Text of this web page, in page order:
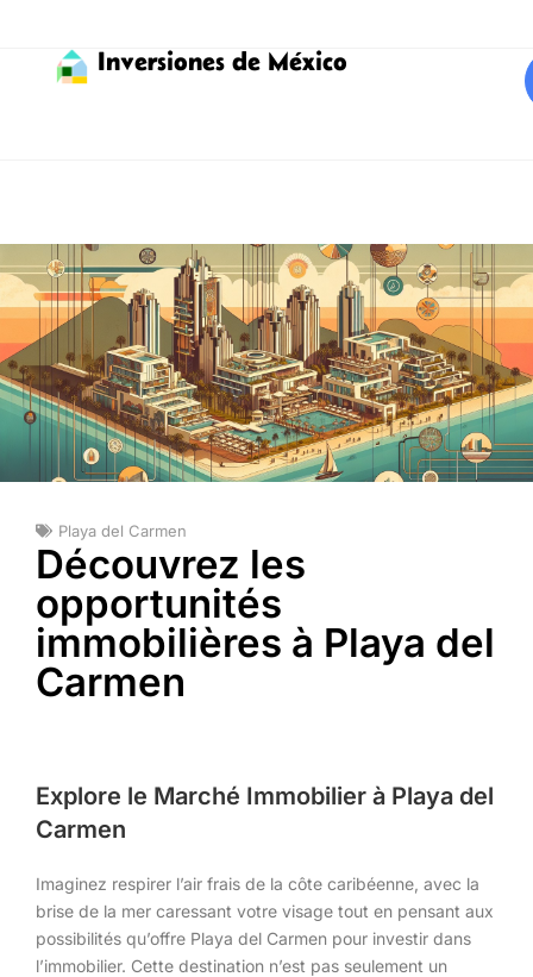
Inversiones de México
Playa del Carmen
Découvrez les
opportunités
immobilières à Playa del
Carmen
Explore le Marché Immobilier à Playa del
Carmen
Imaginez respirer l’air frais de la côte caribéenne, avec la
brise de la mer caressant votre visage tout en pensant aux
possibilités qu’offre Playa del Carmen pour investir dans
l’immobilier. Cette destination n’est pas seulement un